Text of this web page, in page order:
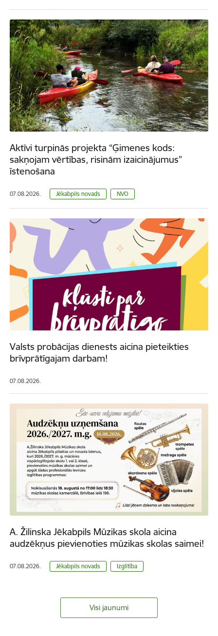
Aktīvi turpinās projekta “Ģimenes kods:
sakņojam vērtības, risinām izaicinājumus”
īstenošana
07.08.2026. Jēkabpils novads NVO
Valsts probācijas dienests aicina pieteikties
brīvprātīgajam darbam!
07.08.2026.
A. Žilinska Jēkabpils Mūzikas skola aicina
audzēkņus pievienoties mūzikas skolas saimei!
07.08.2026. Jēkabpils novads Izglītība
Visi jaunumi